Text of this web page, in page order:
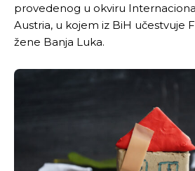
provedenog u okviru
Austria, u kojem iz BiH učestvuje
žene Banja Luka.